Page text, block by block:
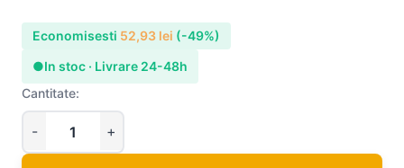
Economisesti 52,93 lei (-49%)
●In stoc · Livrare 24-48h
Cantitate: